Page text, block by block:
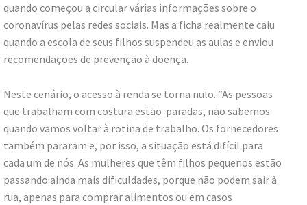
quando começou a circular várias informações sobre o
coronavírus pelas redes sociais. Mas a ficha realmente caiu
quando a escola de seus filhos suspendeu as aulas e enviou
recomendações de prevenção à doença.
Neste cenário, o acesso à renda se torna nulo. “As pessoas
que trabalham com costura estão paradas, não sabemos
quando vamos voltar à rotina de trabalho. Os fornecedores
também pararam e, por isso, a situação está difícil para
cada um de nós. As mulheres que têm filhos pequenos estão
passando ainda mais dificuldades, porque não podem sair à
rua, apenas para comprar alimentos ou em casos